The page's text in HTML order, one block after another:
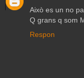
Això es un no
Q grans q som
Respon